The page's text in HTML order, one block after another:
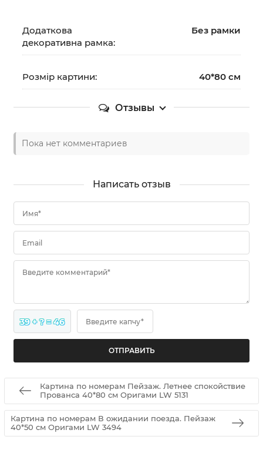
Додаткова
декоративна рамка:
Без рамки
Розмір картини: 40*80 см
Отзывы
Пока нет комментариев
Написать отзыв
Имя*
Email
Введите комментарий*
39 + ? = 46 Введите капчу*
Картина по номерам Пейзаж. Летнее спокойствие
Прованса 40*80 см Оригами LW 5131
Картина по номерам В ожидании поезда. Пейзаж
40*50 см Оригами LW 3494